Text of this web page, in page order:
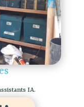
IA.